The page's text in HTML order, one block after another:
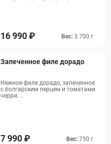
16 990 ₽ Вес: 3 700 г
Запеченное филе дорадо
Нежное филе дорадо, запеченное
с болгарским перцем и томатами
черри. ..
7 990 ₽ Вес: 750 г